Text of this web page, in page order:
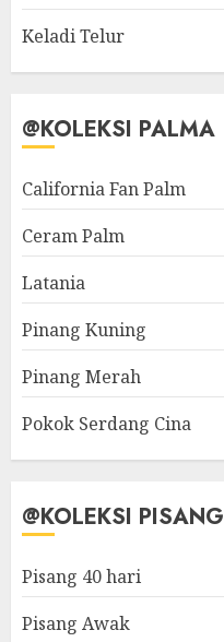
Keladi Telur
@KOLEKSI PALMA
California Fan Palm
Ceram Palm
Latania
Pinang Kuning
Pinang Merah
Pokok Serdang Cina
@KOLEKSI PISANG
Pisang 40 hari
Pisang Awak